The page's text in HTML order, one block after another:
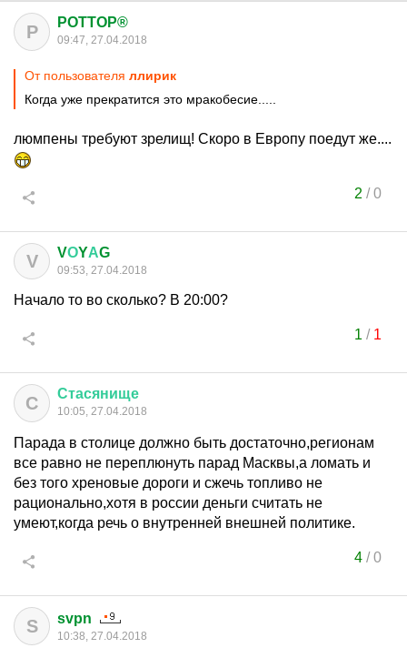
P POTTOP®
09:47, 27.04.2018
От пользователя ллирик
Когда уже прекратится это мракобесие.....
люмпены требуют зрелищ! Скоро в Европу поедут же....
2 /0
V VОYАG
09:53, 27.04.2018
Начало то во сколько? В 20:00?
1 / 1
С Стасянище
10:05, 27.04.2018
Парада в столице должно быть достаточно,регионам
все равно не переплюнуть парад Масквы,а ломать и
без того хреновые дороги и сжечь топливо не
рационально,хотя в россии деньги считать не
умеют,когда речь о внутренней внешней политике.
4/0
S svpn
10:38, 27.04.2018